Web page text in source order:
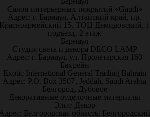
Салон интерьерных покрытий «Gaudi»
Адрес: г. Барнаул, Алтайский край, пр.
15, ТОЦ Демидовский, 1
подъезд, 2 этаж
Барнаул
Студия света и декора DECO LAMP
Адрес: г. Барнаул, ул. Пролетарская 160
Бахрейн
Exotic International General Trading Bahrain
Адрес: P.O. Box 3507, Jeddah, Saudi Arabia
Белгород, Дубовое
Декоративные отделочные материалы
Элит-Декор
Белгородская область, Белгородский